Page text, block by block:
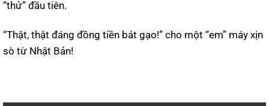
“thử” đầu tiên.
“Thật, thật đáng đồng tiền bát gạo!” cho một “em” máy xịn
sò từ Nhật Bản!